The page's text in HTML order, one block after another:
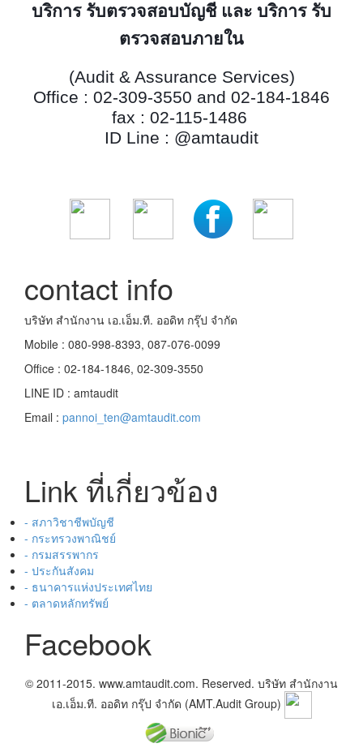
บริการ รับตรวจสอบบัญชี และ บริการ รับ
ตรวจสอบภายใน
(Audit & Assurance Services)
Office : 02-309-3550 and 02-184-1846
fax : 02-115-1486
ID Line : @amtaudit
contact info
บริษัท สำนักงาน เอ.เอ็ม.ที. ออดิท กรุ๊ป จำกัด
Mobile : 080-998-8393, 087-076-0099
Office : 02-184-1846, 02-309-3550
LINE ID : amtaudit
Email : pannoi_ten@amtaudit.com
Link ที่เกี่ยวข้อง
- สภาวิชาชีพบัญชี
- กระทรวงพาณิชย์
- กรมสรรพากร
- ประกันสังคม
- ธนาคารแห่งประเทศไทย
- ตลาดหลักทรัพย์
Facebook
© 2011-2015. www.amtaudit.com. Reserved. บริษัท สำนักงาน
เอ.เอ็ม.ที. ออดิท กรุ๊ป จำกัด (AMT.Audit Group)